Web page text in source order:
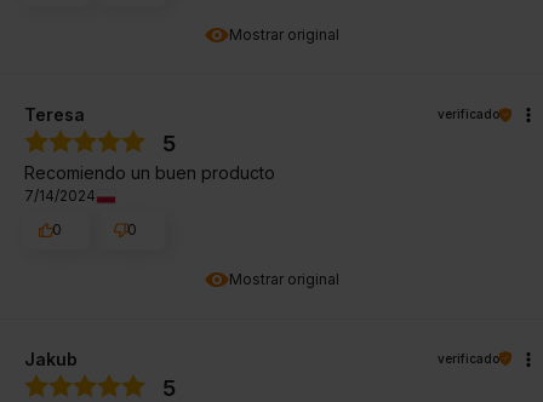
Mostrar original
Mostrar original
Teresa verificado
5
Recomiendo un buen producto
7/14/2024
0
0
Jakub verificado
5